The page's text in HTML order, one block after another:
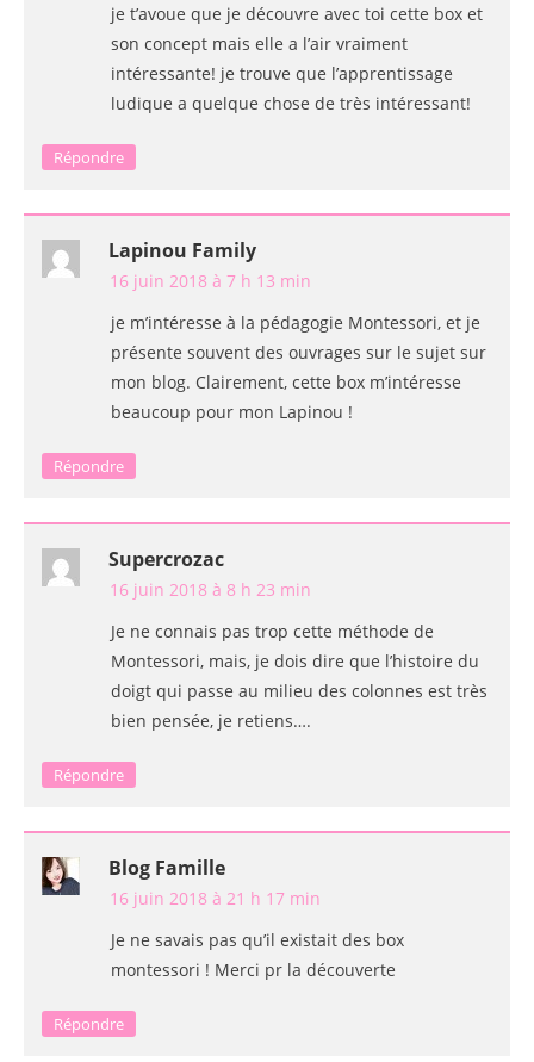
je t’avoue que je découvre avec toi cette box et
son concept mais elle a l’air vraiment
intéressante! je trouve que l’apprentissage
ludique a quelque chose de très intéressant!
Répondre
Lapinou Family
16 juin 2018 à 7 h 13 min
je m’intéresse à la pédagogie Montessori, et je
présente souvent des ouvrages sur le sujet sur
mon blog. Clairement, cette box m’intéresse
beaucoup pour mon Lapinou !
Répondre
Supercrozac
16 juin 2018 à 8 h 23 min
Je ne connais pas trop cette méthode de
Montessori, mais, je dois dire que l’histoire du
doigt qui passe au milieu des colonnes est très
bien pensée, je retiens….
Répondre
Blog Famille
16 juin 2018 à 21 h 17 min
Je ne savais pas qu’il existait des box
montessori ! Merci pr la découverte
Répondre